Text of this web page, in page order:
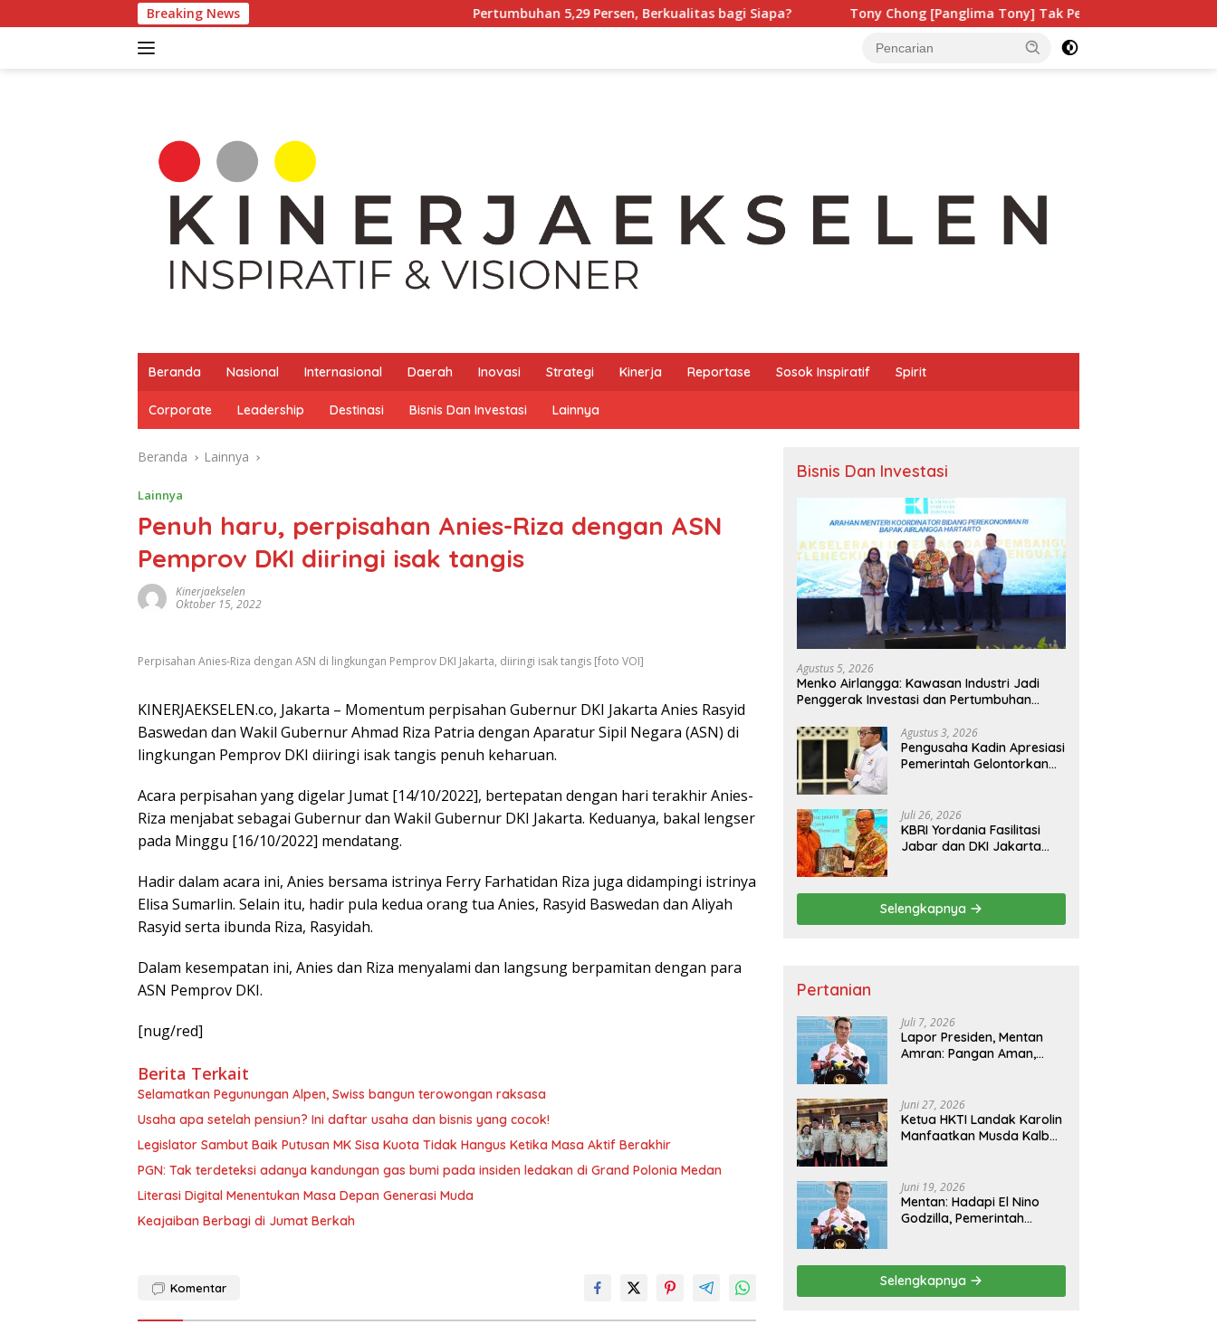
ke
Breaking News Pertumbuhan 5,29 Persen, Berkualitas bagi Siapa? Tony Chong [Panglima Tony] Tak Pernah Lelah Menjaga Eksistensi Budaya
Beranda Nasional Internasional Daerah Inovasi Strategi Kinerja Reportase Sosok Inspiratif Spirit
Corporate Leadership Destinasi Bisnis Dan Investasi Lainnya
Beranda Lainnya
Lainnya
Penuh haru, perpisahan Anies-Riza dengan ASN
Pemprov DKI diiringi isak tangis
Kinerjaekselen
Oktober 15, 2022
Perpisahan Anies-Riza dengan ASN di lingkungan Pemprov DKI Jakarta, diiringi isak tangis [foto VOI]
KINERJAEKSELEN.co, Jakarta – Momentum perpisahan Gubernur DKI Jakarta Anies Rasyid
Baswedan dan Wakil Gubernur Ahmad Riza Patria dengan Aparatur Sipil Negara (ASN) di
lingkungan Pemprov DKI diiringi isak tangis penuh keharuan.
Acara perpisahan yang digelar Jumat [14/10/2022], bertepatan dengan hari terakhir Anies-
Riza menjabat sebagai Gubernur dan Wakil Gubernur DKI Jakarta. Keduanya, bakal lengser
pada Minggu [16/10/2022] mendatang.
Hadir dalam acara ini, Anies bersama istrinya Ferry Farhatidan Riza juga didampingi istrinya
Elisa Sumarlin. Selain itu, hadir pula kedua orang tua Anies, Rasyid Baswedan dan Aliyah
Rasyid serta ibunda Riza, Rasyidah.
Dalam kesempatan ini, Anies dan Riza menyalami dan langsung berpamitan dengan para
ASN Pemprov DKI.
[nug/red]
Berita Terkait
Selamatkan Pegunungan Alpen, Swiss bangun terowongan raksasa
Usaha apa setelah pensiun? Ini daftar usaha dan bisnis yang cocok!
Legislator Sambut Baik Putusan MK Sisa Kuota Tidak Hangus Ketika Masa Aktif Berakhir
PGN: Tak terdeteksi adanya kandungan gas bumi pada insiden ledakan di Grand Polonia Medan
Literasi Digital Menentukan Masa Depan Generasi Muda
Keajaiban Berbagi di Jumat Berkah
Komentar
Bisnis Dan Investasi
Agustus 5, 2026
Menko Airlangga: Kawasan Industri Jadi
Penggerak Investasi dan Pertumbuhan
Agustus 3, 2026
Pengusaha Kadin Apresiasi
Pemerintah Gelontorkan
Juli 26, 2026
KBRI Yordania Fasilitasi
Jabar dan DKI Jakarta
Internasional
Selengkapnya
Pertanian
Juli 7, 2026
Lapor Presiden, Mentan
Amran: Pangan Aman,
Juni 27, 2026
Ketua HKTI Landak Karolin
Manfaatkan Musda Kalbar
Juni 19, 2026
Mentan: Hadapi El Nino
Godzilla, Pemerintah
Infrastruktur Pertanian
Nasional
Selengkapnya